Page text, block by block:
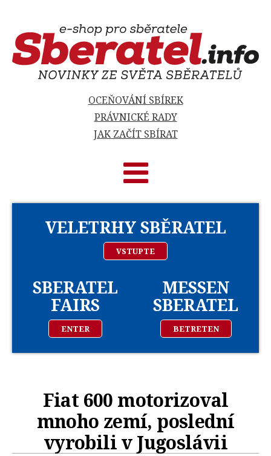
OCEŇOVÁNÍ SBÍREK
PRÁVNICKÉ RADY
JAK ZAČÍT SBÍRAT
VELETRHY SBĚRATEL
VSTUPTE
SBERATEL
FAIRS
ENTER
MESSEN
SBERATEL
BETRETEN
Fiat 600 motorizoval
mnoho zemí, poslední
vyrobili v Jugoslávii